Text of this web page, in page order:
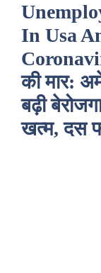
In Usa
की मार:
बढ़ी
खत्म, दस